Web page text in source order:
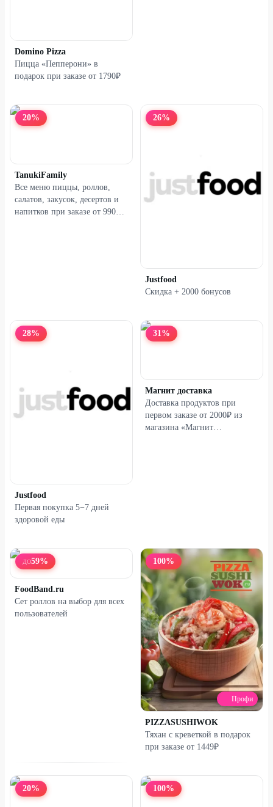
Domino Pizza
Пицца «Пепперони» в
подарок при заказе от 1790₽
20%
TanukiFamily
Все меню пиццы, роллов,
салатов, закусок, десертов и
напитков при заказе от 990₽ в
26%
Justfood
Скидка + 2000 бонусов
28%
Justfood
Первая покупка 5−7 дней
здоровой еды
31 %
Магнит доставка
Доставка продуктов при
первом заказе от 2000₽ из
магазина «Магнит
ДО59%
FoodBand.ru
Сет роллов на выбор для всех
пользователей
100%
Профи
PIZZASUSHIWOK
Тяхан с креветкой в подарок
при заказе от 1449₽
20% 100%